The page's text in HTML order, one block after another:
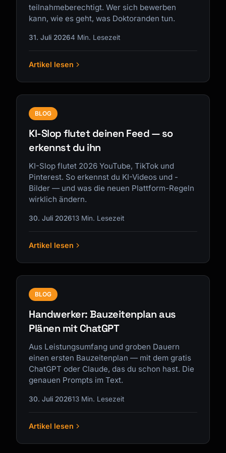
teilnahmeberechtigt. Wer sich bewerben
kann, wie es geht, was Doktoranden tun.
31. Juli 20264 Min. Lesezeit
Artikel lesen
BLOG
KI-Slop flutet deinen Feed — so
erkennst du ihn
KI-Slop flutet 2026 YouTube, TikTok und
Pinterest. So erkennst du KI-Videos und -
Bilder — und was die neuen Plattform-Regeln
wirklich ändern.
30. Juli 202613 Min. Lesezeit
Artikel lesen
BLOG
Handwerker: Bauzeitenplan aus
Plänen mit ChatGPT
Aus Leistungsumfang und groben Dauern
einen ersten Bauzeitenplan — mit dem gratis
ChatGPT oder Claude, das du schon hast. Die
genauen Prompts im Text.
30. Juli 202613 Min. Lesezeit
Artikel lesen